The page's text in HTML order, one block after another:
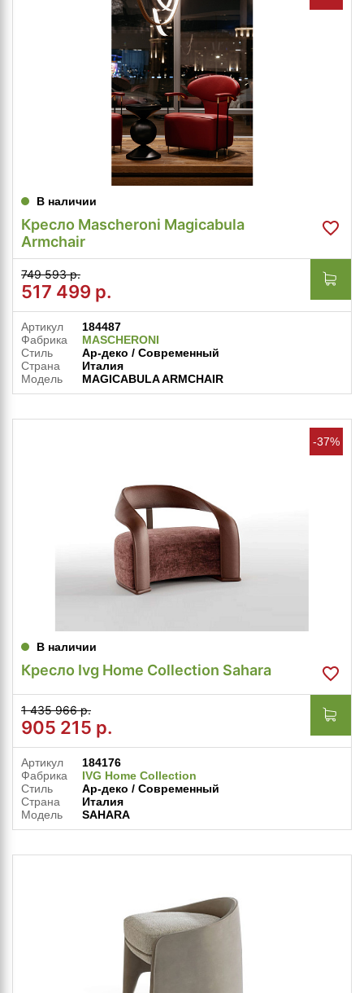
В наличии
Кресло Mascheroni Magicabula
Armchair
749 593 р.
517 499 р.
Артикул
184487
Фабрика
MASCHERONI
Стиль
Ар-деко / Современный
Страна
Италия
Модель
MAGICABULA ARMCHAIR
-37%
В наличии
Кресло Ivg Home Collection Sahara
1 435 966 р.
905 215 р.
Артикул
184176
Фабрика
IVG Home Collection
Стиль
Ар-деко / Современный
Страна
Италия
Модель
SAHARA